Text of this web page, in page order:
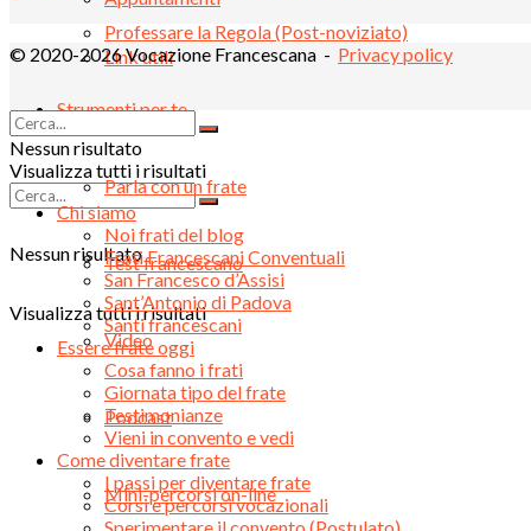
Link utili
Contatti
Nessun risultato
Visualizza tutti i risultati
Professare la Regola (Post-noviziato)
Strumenti per te
Parla con un frate
Test francescano
Video
Podcast
Mini-percorsi on-line
© 2020-2026 Vocazione Francescana - Privacy policy
Nessun risultato
Visualizza tutti i risultati
Chi siamo
Noi frati del blog
Frati Francescani Conventuali
San Francesco d’Assisi
Sant’Antonio di Padova
Santi francescani
Essere frate oggi
Cosa fanno i frati
Giornata tipo del frate
Testimonianze
Vieni in convento e vedi
Come diventare frate
I passi per diventare frate
Corsi e percorsi vocazionali